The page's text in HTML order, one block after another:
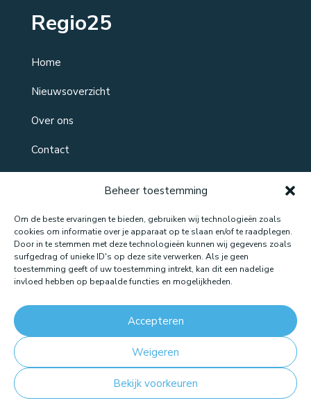
Beheer toestemming
Om de beste ervaringen te bieden, gebruiken wij technologieën zoals
cookies om informatie over je apparaat op te slaan en/of te raadplegen.
Door in te stemmen met deze technologieën kunnen wij gegevens zoals
surfgedrag of unieke ID's op deze site verwerken. Als je geen
toestemming geeft of uw toestemming intrekt, kan dit een nadelige
invloed hebben op bepaalde functies en mogelijkheden.
Accepteren
Weigeren
Bekijk voorkeuren
Regio25
Home
Nieuwsoverzicht
Over ons
Contact
Website gemaakt door: LOEQ